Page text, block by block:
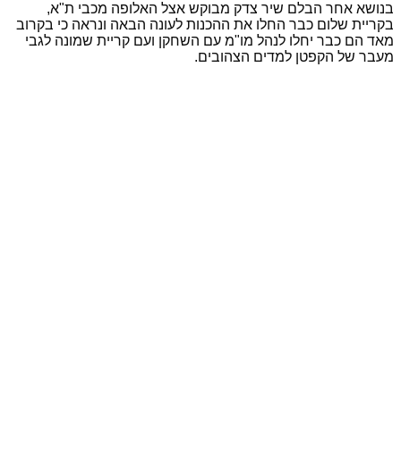
בנושא אחר הבלם שיר צדק מבוקש אצל האלופה מכבי ת"א,
בקריית שלום כבר החלו את ההכנות לעונה הבאה ונראה כי בקרוב
מאד הם כבר יחלו לנהל מו"מ עם השחקן ועם קריית שמונה לגבי
מעבר של הקפטן למדים הצהובים.